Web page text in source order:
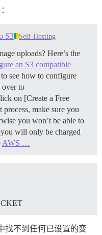
S3 Self-Hosting
uploads? Here’s the
an S3 compatible
to see how to configure
over to
on [Create a Free
make sure you
you won’t be able to
you will only be charged
AWS …
找不到任何已设置的变